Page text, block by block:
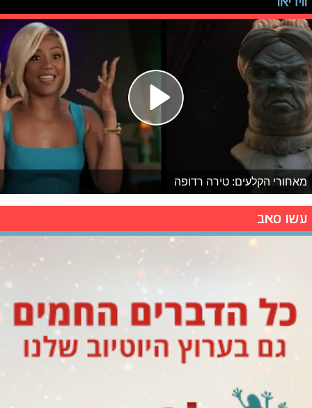
מאחורי הקלעים: טירה רדופה
עשו סאב